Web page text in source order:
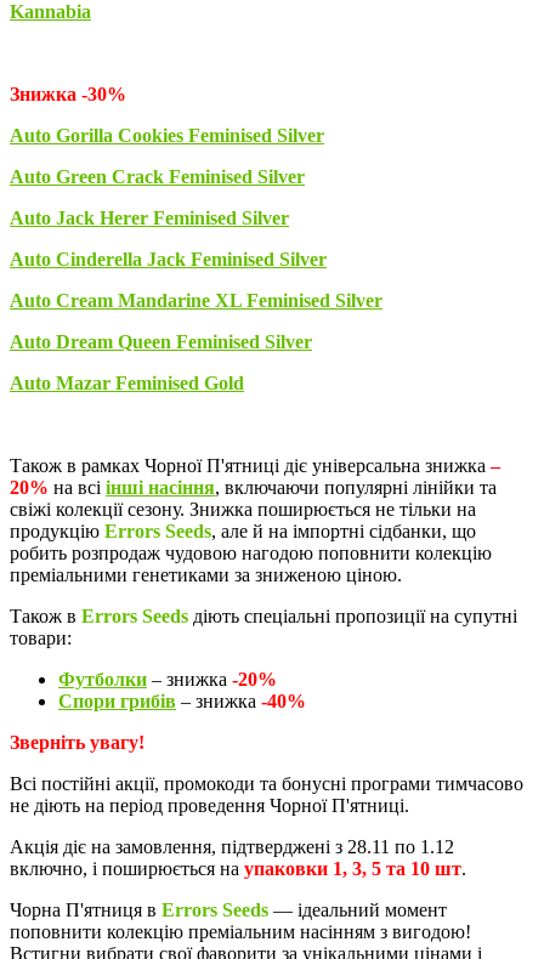
Kannabia
Знижка -30%
Auto Gorilla Cookies Feminised Silver
Auto Green Crack Feminised Silver
Auto Jack Herer Feminised Silver
Auto Cinderella Jack Feminised Silver
Auto Cream Mandarine XL Feminised Silver
Auto Dream Queen Feminised Silver
Auto Mazar Feminised Gold
Також в рамках Чорної П'ятниці діє універсальна знижка–
20% на всі інші насіння, включаючи популярні лінійки та
свіжі колекції сезону. Знижка поширюється не тільки на
продукцію Errors Seeds, але й на імпортні сідбанки, що
робить розпродаж чудовою нагодою поповнити колекцію
преміальними генетиками за зниженою ціною.
Також в Errors Seeds діють спеціальні пропозиції на супутні
товари:
Футболки – знижка -20%
Спори грибів – знижка -40%
Зверніть увагу!
Всі постійні акції, промокоди та бонусні програми тимчасово
не діють на період проведення Чорної П'ятниці.
Акція діє на замовлення, підтверджені з 28.11 по 1.12
включно, і поширюється на упаковки 1, 3, 5 та 10 шт.
Чорна П'ятниця в Errors Seeds — ідеальний момент
поповнити колекцію преміальним насінням з вигодою!
Встигни вибрати свої фаворити за унікальними цінами і